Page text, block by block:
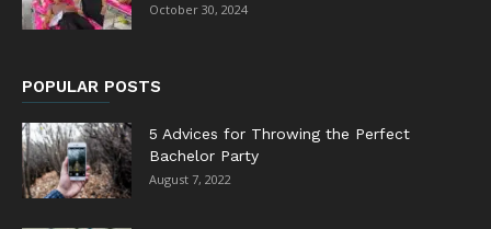
October 30, 2024
POPULAR POSTS
5 Advices for Throwing the Perfect
Bachelor Party
August 7, 2022